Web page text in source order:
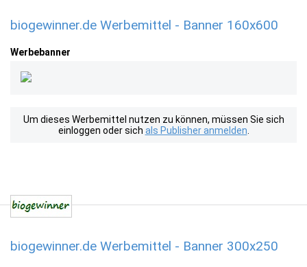
biogewinner.de Werbemittel - Banner 160x600
Werbebanner
Um dieses Werbemittel nutzen zu können, müssen Sie sich
einloggen oder sich als Publisher anmelden
biogewinner.de Werbemittel - Banner 300x250